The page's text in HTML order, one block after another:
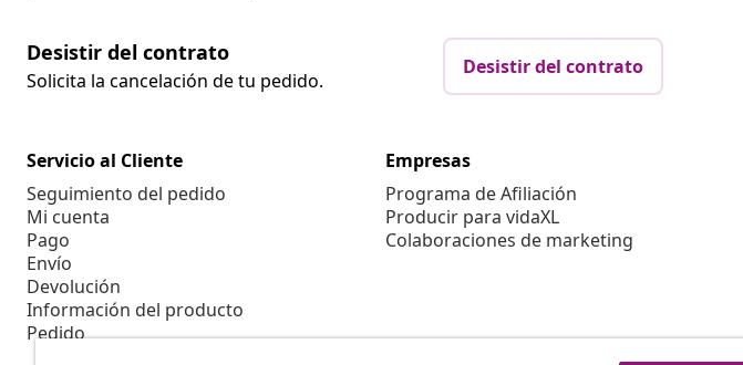
Desistir del contrato
Solicita la cancelación de tu pedido.
Desistir del contrato
Servicio al Cliente
Seguimiento del pedido
Mi cuenta
Pago
Envío
Devolución
Información del producto
Pedido
Empresas
Programa de Afiliación
Producir para vidaXL
Colaboraciones de marketing